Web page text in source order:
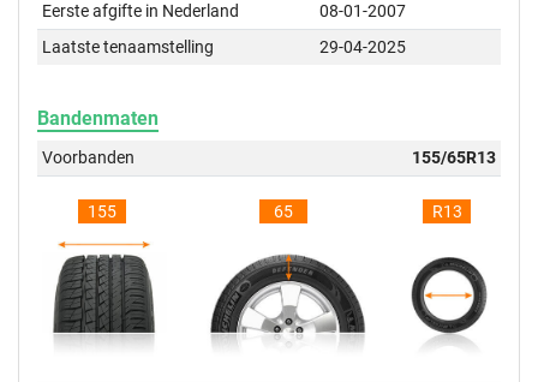
Eerste afgifte in Nederland
08-01-2007
Laatste tenaamstelling
29-04-2025
Bandenmaten
Voorbanden 155/65R13
155 65 R13